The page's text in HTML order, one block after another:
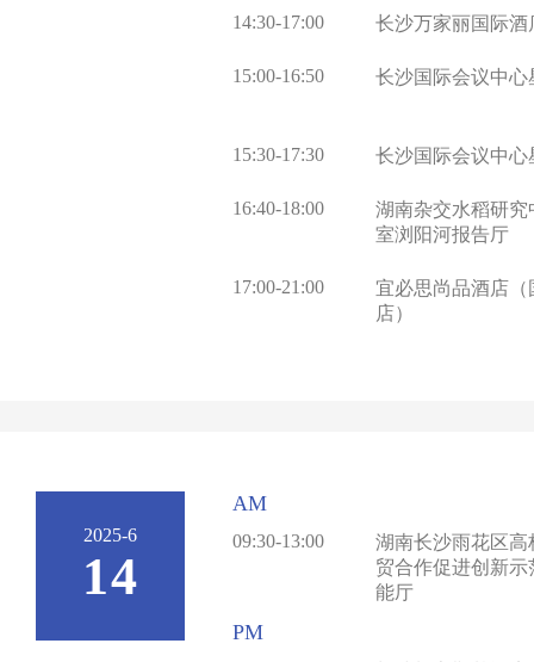
14:30-17:00 长沙万家丽国际酒
15:00-16:50 长沙国际会议中心
15:30-17:30 长沙国际会议中心
16:40-18:00
湖南杂交水稻研
室浏阳河报告厅
17:00-21:00
宜必思尚品酒店
店）
2025-6
14
AM
09:30-13:00
湖南长沙雨花区
贸合作促进创新示
能厅
PM